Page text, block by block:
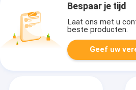
Bespaar je tijd
Laat ons met u
beste producten.
Geef uw